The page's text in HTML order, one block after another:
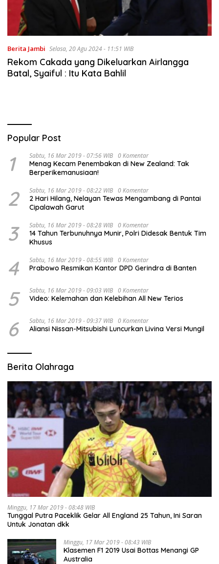
Berita Jambi Selasa, 20 Agu 2024 - 11:51 WIB
Rekom Cakada yang Dikeluarkan Airlangga
Batal, Syaiful : Itu Kata Bahlil
Popular Post
1 Sabtu, 16 Mar 2019 - 07:56 WIB 0 Komentar
Menag Kecam Penembakan di New Zealand: Tak
Berperikemanusiaan!
2 Sabtu, 16 Mar 2019 - 08:22 WIB 0 Komentar
2 Hari Hilang, Nelayan Tewas Mengambang di Pantai
Cipalawah Garut
3 Sabtu, 16 Mar 2019 - 08:28 WIB 0 Komentar
14 Tahun Terbunuhnya Munir, Polri Didesak Bentuk Tim
Khusus
4 Sabtu, 16 Mar 2019 - 08:55 WIB 0 Komentar
Prabowo Resmikan Kantor DPD Gerindra di Banten
5 Sabtu, 16 Mar 2019 - 09:03 WIB 0 Komentar
Video: Kelemahan dan Kelebihan All New Terios
6 Sabtu, 16 Mar 2019 - 09:37 WIB 0 Komentar
Aliansi Nissan-Mitsubishi Luncurkan Livina Versi Mungil
Berita Olahraga
Minggu, 17 Mar 2019 - 08:48 WIB
Tunggal Putra Paceklik Gelar All England 25 Tahun, Ini Saran
Untuk Jonatan dkk
Minggu, 17 Mar 2019 - 08:43 WIB
Klasemen F1 2019 Usai Bottas Menangi GP
Australia